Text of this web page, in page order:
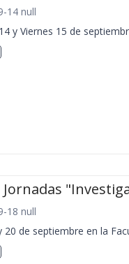
14 null
y Viernes 15 de
Jornadas
18 null
20 de septiembre en la